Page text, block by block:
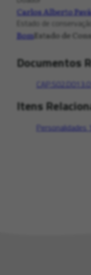
Carlos Alberto
Estado de conservação
BomEstado de
Documentos
Itens
Personalidades